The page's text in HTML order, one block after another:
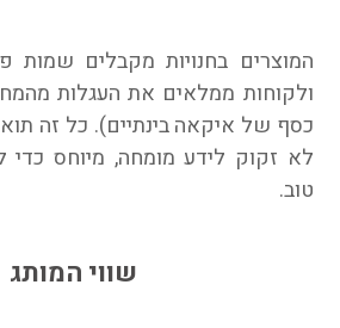
המוצרים בחנויות מקבלים שמות
ולקוחות ממלאים את העגלות
כסף של איקאה בינתיים). כל זה
לא זקוק לידע מומחה, מיוחס כדי
טוב.
שווי המותג